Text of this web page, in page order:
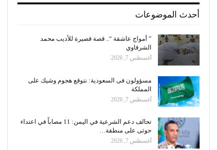
أحدث الموضوعات
” أمواج عاشقة “.. قصة قصيرة للأديب محمد
الشرقاوي
أغسطس 7, 2026
مسؤولون فى السعودية: نتوقع هجوم وشيك على
المملكة
أغسطس 7, 2026
تحالف دعم الشرعية في اليمن: 11 مصاباً في اعتداء
حوثى على منطقة…
أغسطس 7, 2026